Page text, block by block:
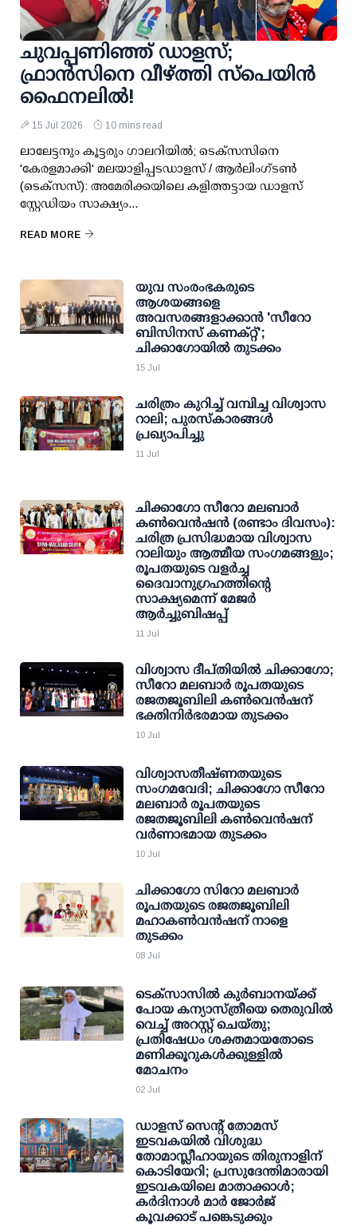
ചുവപ്പണിഞ്ഞ് ഡാളസ്;
ഫ്രാന്‍സിനെ വീഴ്ത്തി സ്‌പെയിന്‍
ഫൈനലില്‍!
15 Jul 2026 10 mins read
ലാലേട്ടനും കൂട്ടരും ഗാലറിയില്‍; ടെക്‌സസിനെ
'കേരളമാക്കി' മലയാളിപ്പടഡാളസ് / ആര്‍ലിംഗ്ടണ്‍
(ടെക്‌സസ്): അമേരിക്കയിലെ കളിത്തട്ടായ ഡാളസ്
സ്റ്റേഡിയം സാക്ഷ്യം...
READ MORE
യുവ സംരംഭകരുടെ
ആശയങ്ങളെ
അവസരങ്ങളാക്കാന്‍ 'സീറോ
ബിസിനസ് കണക്റ്റ്';
ചിക്കാഗോയില്‍ തുടക്കം
15 Jul
ചരിത്രം കുറിച്ച് വമ്പിച്ച വിശ്വാസ
റാലി; പുരസ്‌കാരങ്ങള്‍
പ്രഖ്യാപിച്ചു
11 Jul
ചിക്കാഗോ സീറോ മലബാര്‍
കണ്‍വെന്‍ഷന്‍ (രണ്ടാം ദിവസം):
ചരിത്ര പ്രസിദ്ധമായ വിശ്വാസ
റാലിയും ആത്മീയ സംഗമങ്ങളും;
രൂപതയുടെ വളര്‍ച്ച
ദൈവാനുഗ്രഹത്തിന്റെ
സാക്ഷ്യമെന്ന് മേജര്‍
ആര്‍ച്ചുബിഷപ്പ്
11 Jul
വിശ്വാസ ദീപ്തിയില്‍ ചിക്കാഗോ;
സീറോ മലബാര്‍ രൂപതയുടെ
രജതജൂബിലി കണ്‍വെന്‍ഷന്
ഭക്തിനിര്‍ഭരമായ തുടക്കം
10 Jul
വിശ്വാസതീഷ്ണതയുടെ
സംഗമവേദി; ചിക്കാഗോ സീറോ
മലബാർ രൂപതയുടെ
രജതജൂബിലി കൺവെൻഷന്
വർണാഭമായ തുടക്കം
10 Jul
ചിക്കാഗോ സിറോ മലബാർ
രൂപതയുടെ രജതജൂബിലി
മഹാകൺവൻഷന് നാളെ
തുടക്കം
08 Jul
ടെക്സാസിൽ കുർബാനയ്ക്ക്
പോയ കന്യാസ്ത്രീയെ തെരുവിൽ
വെച്ച് അറസ്റ്റ് ചെയ്തു;
പ്രതിഷേധം ശക്തമായതോടെ
മണിക്കൂറുകൾക്കുള്ളിൽ
മോചനം
02 Jul
ഡാളസ് സെന്റ് തോമസ്
ഇടവകയിൽ വിശുദ്ധ
തോമാസ്ലീഹായുടെ തിരുനാളിന്
കൊടിയേറി; പ്രസുദേന്തിമാരായി
ഇട‌വകയിലെ മാതാക്കാൾ;
കർദിനാൾ മാർ ജോർജ്
കൂവക്കാട് പങ്കെ‌‌ടുക്കും